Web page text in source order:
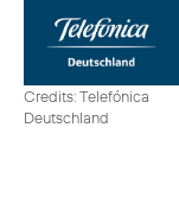
Credits: Telefónica
Deutschland